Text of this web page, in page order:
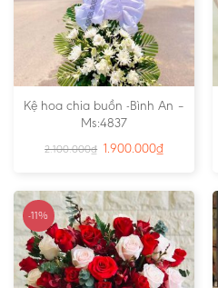
Kệ hoa chia buồn -Bình An –
Ms:4837
2.100.000₫ 1.900.000₫
-11%